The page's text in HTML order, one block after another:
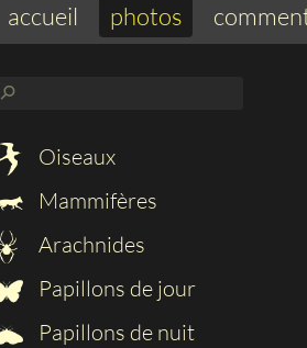
accueil photos
⚲
Oiseaux
Mammifères
Arachnides
Papillons de jour
Papillons de nuit